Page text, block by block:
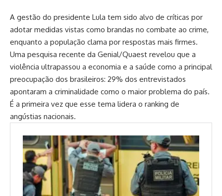
A gestão do presidente Lula tem sido alvo de críticas por
adotar medidas vistas como brandas no combate ao crime,
enquanto a população clama por respostas mais firmes.
Uma pesquisa recente da Genial/Quaest revelou que a
violência ultrapassou a economia e a saúde como a principal
preocupação dos brasileiros: 29% dos entrevistados
apontaram a criminalidade como o maior problema do país.
É a primeira vez que esse tema lidera o ranking de
angústias nacionais.